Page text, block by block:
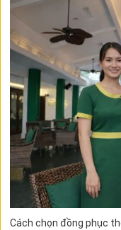
Cách chọn đồng phục